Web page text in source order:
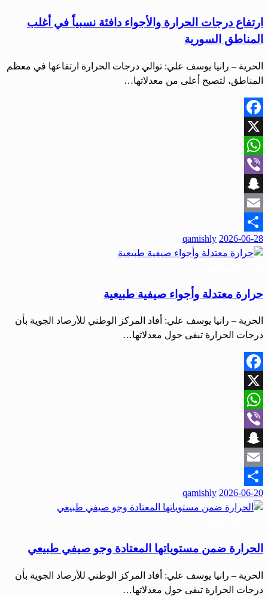
ارتفاع درجات الحرارة والأجواء دافئة نسبياً في أغلب
المناطق السورية
الحرية – رانيا يوسف علي: توالي درجات الحرارة ارتفاعها في معظم
المناطق، لتصبح أعلى من معدلاتها…
Facebook
X
WhatsApp
Viber
Snapchat
Email
Share
نُشر
في
2026-06-28
qamishly
حرارة معتدلة وأجواء صيفية طبيعية
الحرية – رانيا يوسف علي: أفاد المركز الوطني للأرصاد الجوية بأن
درجات الحرارة تبقى حول معدلاتها…
Facebook
X
WhatsApp
Viber
Snapchat
Email
Share
نُشر
في
2026-06-20
qamishly
الحرارة ضمن مستوياتها المعتادة وجو صيفي طبيعي
الحرية – رانيا يوسف علي: أفاد المركز الوطني للأرصاد الجوية بأن
درجات الحرارة تبقى حول معدلاتها…